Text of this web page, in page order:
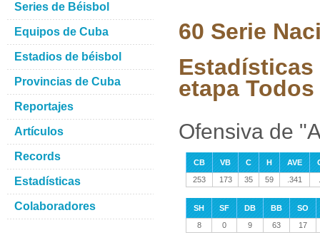
60 Serie
Estadísticas
etapa
Ofensiva de
CB VB C H AVE
253
173 35 59 .341
SH SF DB BB
SO
8
0 9 63 17
Series de Béisbol
Equipos de Cuba
Estadios de béisbol
Provincias de Cuba
Reportajes
Artículos
Records
Estadísticas
Colaboradores